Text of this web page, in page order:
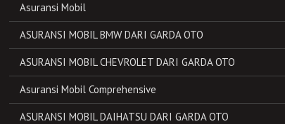
Asuransi Mobil
ASURANSI MOBIL BMW DARI GARDA OTO
ASURANSI MOBIL CHEVROLET DARI GARDA OTO
Asuransi Mobil Comprehensive
ASURANSI MOBIL DAIHATSU DARI GARDA OTO